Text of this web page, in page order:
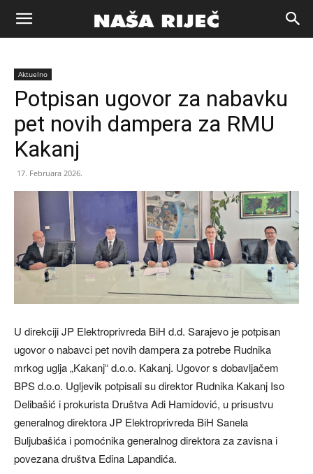
Naša
riječ
Zenica
Aktuelno
Potpisan ugovor za nabavku
pet novih dampera za RMU
Kakanj
17. Februara 2026.
U direkciji JP Elektroprivreda BiH d.d. Sarajevo je potpisan
ugovor o nabavci pet novih dampera za potrebe Rudnika
mrkog uglja „Kakanj“ d.o.o. Kakanj. Ugovor s dobavljačem
BPS d.o.o. Ugljevik potpisali su direktor Rudnika Kakanj Iso
Delibašić i prokurista Društva Adi Hamidović, u prisustvu
generalnog direktora JP Elektroprivreda BiH Sanela
Buljubašića i pomoćnika generalnog direktora za zavisna i
povezana društva Edina Lapandića.